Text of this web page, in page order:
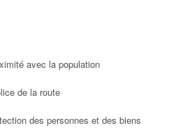
avec la population
de la route
des personnes et des biens